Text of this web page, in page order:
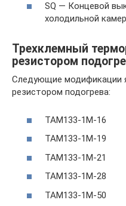
SQ — Концевой
холодильной
Трехклемный
резистором
Следующие модификации
резистором подогрева:
ТАМ133-1М-16
ТАМ133-1М-19
ТАМ133-1М-21
ТАМ133-1М-28
ТАМ133-1М-50